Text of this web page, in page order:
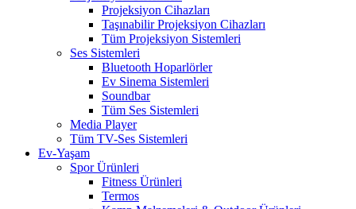
Projeksiyon Cihazları
Taşınabilir Projeksiyon Cihazları
Tüm Projeksiyon Sistemleri
Ses Sistemleri
Bluetooth Hoparlörler
Ev Sinema Sistemleri
Soundbar
Tüm Ses Sistemleri
Media Player
Tüm TV-Ses Sistemleri
Ev-Yaşam
Spor Ürünleri
Fitness Ürünleri
Termos